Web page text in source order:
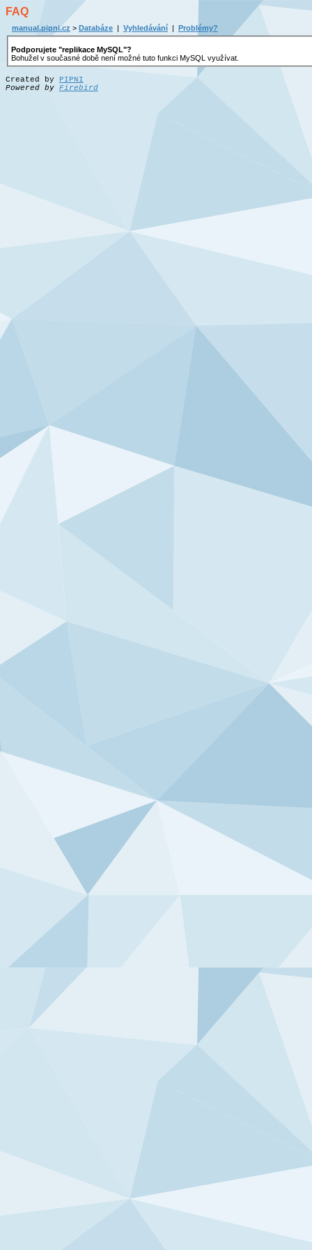
FAQ
manual.pipni.cz > Databáze | Vyhledávání | Problémy?
Podporujete "replikace MySQL"?
Bohužel v současné době není možné tuto funkci MySQL využívat.
Created by PIPNI
Powered by Firebird